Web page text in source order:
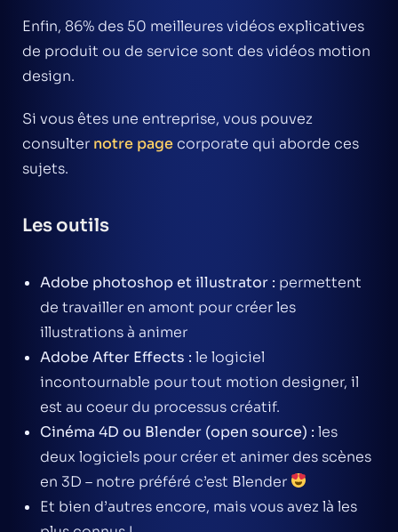
Enfin, 86% des 50 meilleures vidéos explicatives
de produit ou de service sont des vidéos motion
design.
Si vous êtes une entreprise, vous pouvez
consulter notre page corporate qui aborde ces
sujets.
Les outils
Adobe photoshop et illustrator : permettent
de travailler en amont pour créer les
illustrations à animer
Adobe After Effects : le logiciel
incontournable pour tout motion designer, il
est au coeur du processus créatif.
Cinéma 4D ou Blender (open source) : les
deux logiciels pour créer et animer des scènes
en 3D – notre préféré c’est Blender
Et bien d’autres encore, mais vous avez là les